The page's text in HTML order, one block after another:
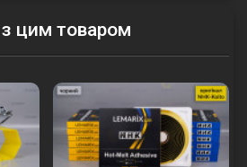
цим товаром